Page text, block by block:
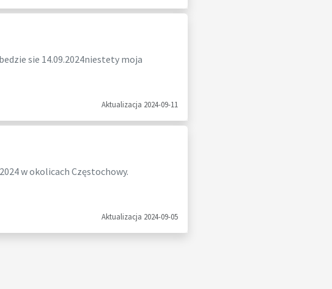
sie 14.09.2024niestety moja
Aktualizacja 2024-09-11
w okolicach Częstochowy.
Aktualizacja 2024-09-05